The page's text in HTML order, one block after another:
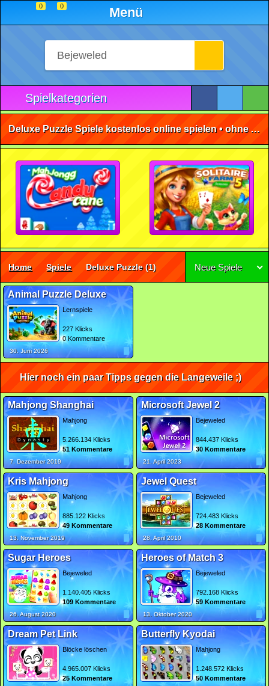
0 0 Menü
Spielkategorien
Deluxe Puzzle Spiele kostenlos online spielen • ohne Anmeldung 🕹️
Home Spiele Deluxe Puzzle(1) Neue Spiele
Animal Puzzle Deluxe
Lernspiele
227 Klicks
0 Kommentare
30. Juni 2026
Hier noch ein paar Tipps gegen die Langeweile ;)
Mahjong Shanghai
Mahjong
5.266.134 Klicks
51 Kommentare
7. Dezember 2019
Microsoft Jewel 2
Bejeweled
844.437 Klicks
30 Kommentare
21. April 2023
Kris Mahjong
Mahjong
885.122 Klicks
49 Kommentare
13. November 2019
Jewel Quest
Bejeweled
724.483 Klicks
28 Kommentare
28. April 2010
Sugar Heroes
Bejeweled
1.140.405 Klicks
109 Kommentare
26. August 2020
Heroes of Match 3
Bejeweled
792.168 Klicks
59 Kommentare
13. Oktober 2020
Dream Pet Link
Blöcke löschen
4.965.007 Klicks
25 Kommentare
Butterfly Kyodai
Mahjong
1.248.572 Klicks
50 Kommentare